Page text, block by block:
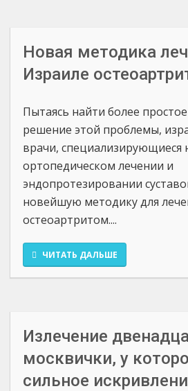
Новая методика
Израиле
Пытаясь найти более
решение этой проблемы,
врачи, специализирующиеся
ортопедическом лечении и
эндопротезировании
новейшую методику для
остеоартритом....
ЧИТАТЬ ДАЛЬШЕ
Излечение
москвички, у
сильное